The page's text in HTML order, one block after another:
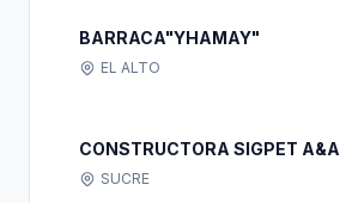
BARRACA"YHAMAY"
EL ALTO
CONSTRUCTORA SIGPET A&A
SUCRE